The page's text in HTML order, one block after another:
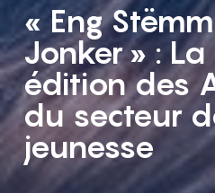
« Eng
Jonker » : La
édition des
du secteur
jeunesse